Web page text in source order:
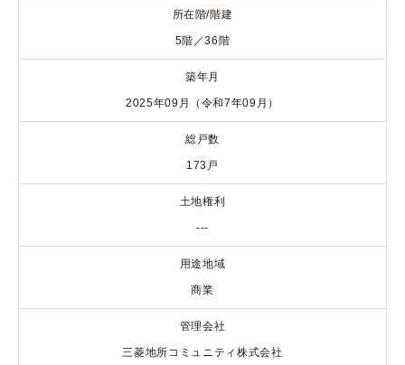
所在階/階建
5階／36階
築年月
2025年09月（令和7年09月）
総戸数
173戸
土地権利
---
用途地域
商業
管理会社
三菱地所コミュニティ株式会社